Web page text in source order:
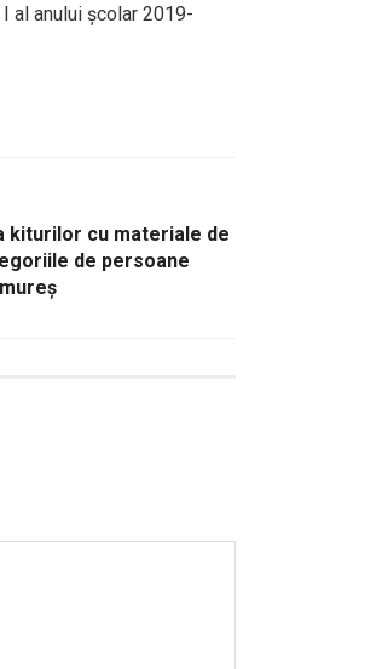
al anului şcolar 2019-
kiturilor cu materiale de
de persoane